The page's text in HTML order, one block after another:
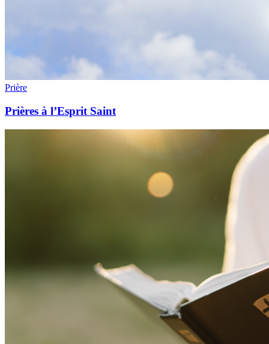
Prière
Prières à l’Esprit Saint